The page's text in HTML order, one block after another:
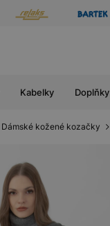
Kabelky Doplňky
Dámské kožené kozačky